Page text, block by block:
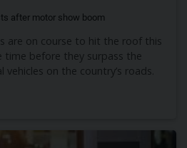
after motor show boom
are on course to hit the roof this
time before they surpass the
on the country’s roads.